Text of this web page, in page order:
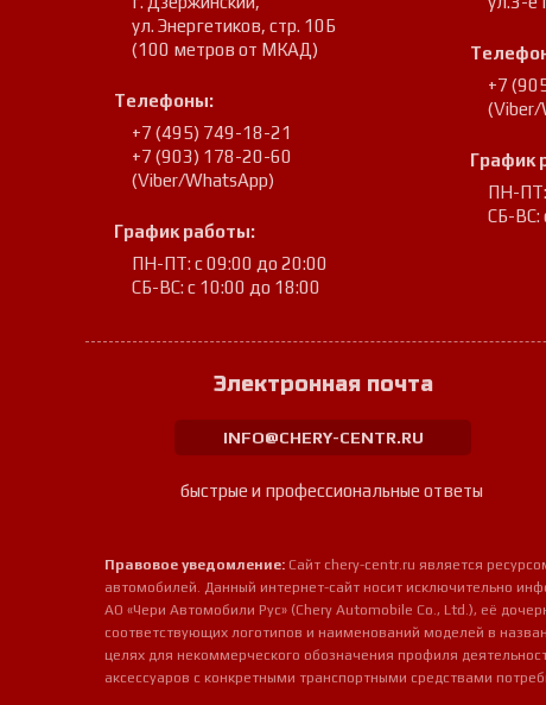
ул. Энергетиков, стр. 10Б
(100 метров от МКАД)
Телефоны:
+7 (495) 749-18-21
+7 (903) 178-20-60
(Viber/WhatsApp)
График работы:
ПН-ПТ: с 09:00 до 20:00
СБ-ВС: с 10:00 до 18:00
+7
(Viber/
График
ПН-ПТ:
СБ-ВС:
Электронная почта
INFO@CHERY-CENTR.RU
быстрые и профессиональные ответы
Правовое уведомление: Сайт chery-centr.ru является
автомобилей. Данный интернет-сайт носит исключительно
АО «Чери Автомобили Рус» (Chery Automobile Co., Ltd.), её
соответствующих логотипов и наименований моделей в
целях для некоммерческого обозначения профиля
аксессуаров с конкретными транспортными средствами